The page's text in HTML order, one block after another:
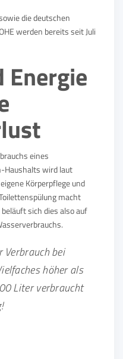
die deutschen
werden bereits seit Juli
Energie
eines
Haushalts wird laut
Körperpflege und
macht
sich dies also auf
Verbrauch bei
höher als
Liter verbraucht